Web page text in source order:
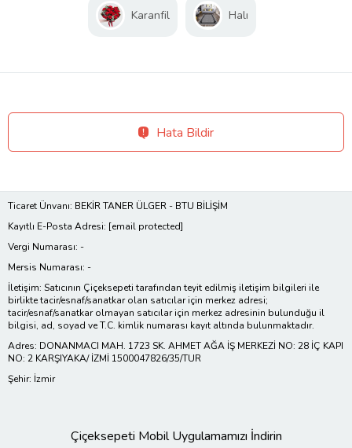
Karanfil Halı
Hata Bildir
Ticaret Ünvanı: BEKİR TANER ÜLGER - BTU BİLİŞİM
Kayıtlı E-Posta Adresi: [email protected]
Vergi Numarası: -
Mersis Numarası: -
İletişim: Satıcının Çiçeksepeti tarafından teyit edilmiş iletişim bilgileri ile
birlikte tacir/esnaf/sanatkar olan satıcılar için merkez adresi;
tacir/esnaf/sanatkar olmayan satıcılar için merkez adresinin bulunduğu il
bilgisi, ad, soyad ve T.C. kimlik numarası kayıt altında bulunmaktadır.
Adres: DONANMACI MAH. 1723 SK. AHMET AĞA İŞ MERKEZİ NO: 28 İÇ KAPI
NO: 2 KARŞIYAKA/ İZMİ 1500047826/35/TUR
Şehir: İzmir
Çiçeksepeti Mobil Uygulamamızı İndirin